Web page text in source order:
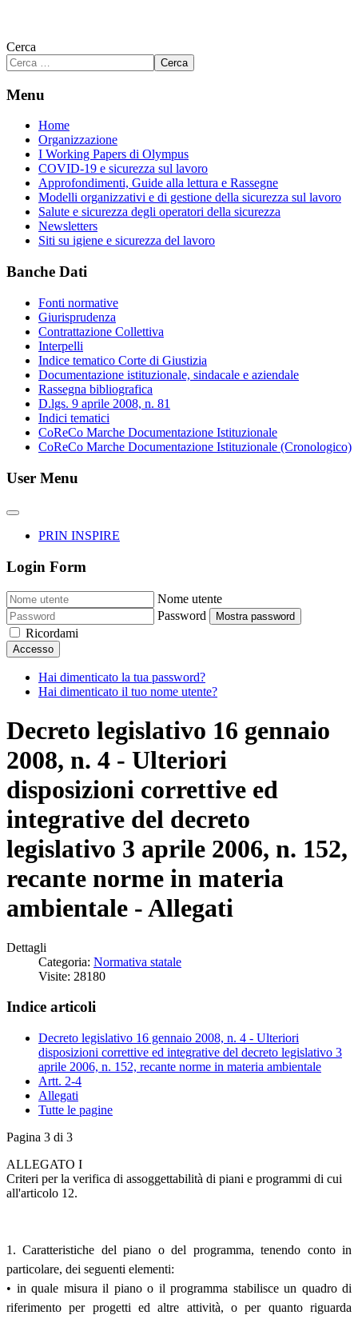
Cerca
Cerca
Menu
Home
Organizzazione
I Working Papers di Olympus
COVID-19 e sicurezza sul lavoro
Approfondimenti, Guide alla lettura e Rassegne
Modelli organizzativi e di gestione della sicurezza sul lavoro
Salute e sicurezza degli operatori della sicurezza
Newsletters
Siti su igiene e sicurezza del lavoro
Banche Dati
Fonti normative
Giurisprudenza
Contrattazione Collettiva
Interpelli
Indice tematico Corte di Giustizia
Documentazione istituzionale, sindacale e aziendale
Rassegna bibliografica
D.lgs. 9 aprile 2008, n. 81
Indici tematici
CoReCo Marche Documentazione Istituzionale
CoReCo Marche Documentazione Istituzionale (Cronologico)
User Menu
PRIN INSPIRE
Login Form
Nome utente
Password
Mostra password
Ricordami
Accesso
Hai dimenticato la tua password?
Hai dimenticato il tuo nome utente?
Decreto legislativo 16 gennaio
2008, n. 4 - Ulteriori
disposizioni correttive ed
integrative del decreto
legislativo 3 aprile 2006, n. 152,
recante norme in materia
ambientale - Allegati
Dettagli
Categoria: Normativa statale
Visite: 28180
Indice articoli
Decreto legislativo 16 gennaio 2008, n. 4 - Ulteriori
disposizioni correttive ed integrative del decreto legislativo 3
aprile 2006, n. 152, recante norme in materia ambientale
Artt. 2-4
Allegati
Tutte le pagine
Pagina 3 di 3
ALLEGATO I
Criteri per la verifica di assoggettabilità di piani e programmi di cui
all'articolo 12.
1. Caratteristiche del piano o del programma, tenendo conto in
particolare, dei seguenti elementi:
• in quale misura il piano o il programma stabilisce un quadro di
riferimento per progetti ed altre attività, o per quanto riguarda